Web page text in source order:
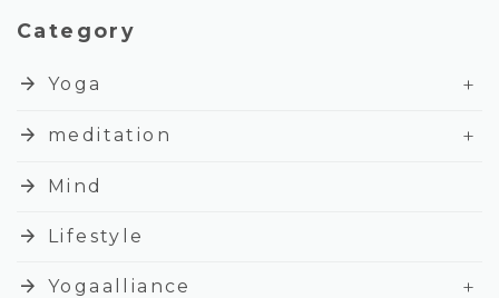
Category
arrow_forward Yoga
+
arrow_forward
meditation
+
arrow_forward
Mind
arrow_forward Lifestyle
arrow_forward Yogaalliance +